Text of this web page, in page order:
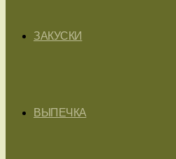
ЗАКУСКИ
ВЫПЕЧКА